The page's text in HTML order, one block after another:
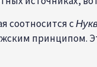
соотносится с
принципом.